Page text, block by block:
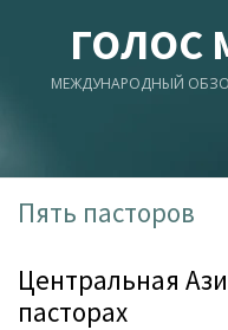
ГОЛОС
МЕЖДУНАРОДНЫЙ
Пять пасторов
Центральная
пасторах